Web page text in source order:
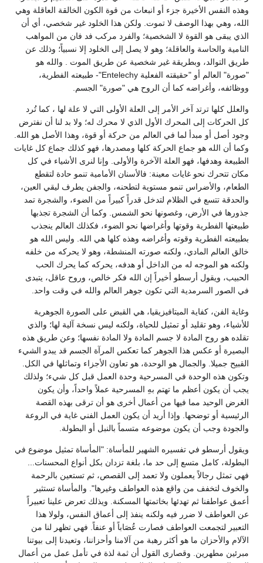
وهذه النفس الأخيرة جزء أو انبعاث من قوة الكون الخالقة العاقلة وهي
الله، وهي بهذا الوصف لا تموت. ولكن هذا الخلود غير شخصي، أي أن
الذي يبقى هو القوة لا الشخصية؛ والفرد مركب فد فان من المواهب
النامية والحاسة والعاقلة؛ وهو لا يصل إلى الخلود إلا نسبياً؛ وذلك عن
طريق التوالد، وبطريقة غير شخصية عن طريق الموت . والله هو
"صورة" العالم أو "حقيقته الفعلية Entelechy"- طبيعته الفطرية،
ووظائفه، وأغراضه كما أن الروح هي "صورة" الجسم.
والعلل كلها ترتد آخر الأمر إلى العلة الأولى التي لا علة لها ، كما تُرد
كل الحركات إلى المحرك الأول الذي لا محرك له؛ ولا بد لنا أن نفترض
وجود أصل أو مبدأ لما في العالم من حركة أو قوة، وهذا الأصل هو الله.
وكما أن الله هو جماع الحركة كلها ومصدرها، فهو كذلك جماع كل غايات
الطبيعة وهدفها، فهو العلة الآخرة والأولى. وإنا لنرى الأشياء في كل
مكان تتحرك نحو غايات معينة: فالأسنان الأمامية تنمو حادة لتقطع
الطعام، والأضراس تنمو مستوية لتطحنه، والجفن يطرف ليقي العين،
والحدقة تتسع في الظلام لتدخل قدراً كبيراً من الضوء، والشجرة تمد
جذورها في الأرض، وغصونها نحو الشمس. وكما أن الشجرة تجذبها
طبيعتها الفطرية وقوتها وأغراضها نحو الضوء، فكذلك العالم ينجذب
بطبيعته الفطرية وقوته وأغراضه وهذه كلها هي الله. وليس الله هو
خالق العالم المادي، ولكنه صورته المنشطة، وهو لا يحركه من خلفه
ولكنه هو الموجه له من الداخل أو هدفه، يحركه كما يحرك الحب
الحبيب، ويقول أرسطو أخيراً إن الله فكر خالص، وروح عاقل، يتبدى
في الصور السرمدية التي تكون جوهر العالم والله في وقت واحد.
وغاية الفن، كفاية الميتافيزيقيا، هي القبض على الصورة الجوهرية
للأشياء، وهو تقليد أو تمثيل للحياة، ولكنه ليس نسخة آلية لها؛ والذي
تقلده هو روح المادة لا جسم المادة ولا المادة نفسها؛ وعن طريق هذه
البصيرة أو عكس هذا الجوهر كما تعكس المرآة الجسم قد يبدو الشيء
القبيح جميلا. والجمال هو الوحدة، هو تعاون الأجزاء وتماثلها في الكل.
وتكون هذه الوحدة في المسرحية وحدة العمل قبل كل شيء؛ ولذلك
يجب أن يكون أعظم ما تهتم بهِ المسرحية عملاً واحداً، وأن يكون
الغرض الوحيد مما فيها من أعمال أخرى هو أن ترقى بهذه القصة
الرئيسية أو توضحها. وإذا أريد أن يكون العمل الفني غاية في الروعة
والجودة وجب أن يكون موضوعه متسماً بالنبل أو البطولة.
ويقول أرسطو في تفسيره الشهير للمأساة: "المأساة تمثيل موضوع في
البطولة، كامل متسع إلى حد ما، بلغة تزدان بكل أنواع المحسنات...
فهي تمثل رجالاً يعملون ولا تعمد إلى القصص، ثم تستعين بالرحمة
والخوف لتخفف من واقع هذه العواطف وغيرها". والمأساة تستثير
أعمق عواطفنا ثم تهدئها بخاتمتها المسكنة. ويذلك تعرض علينا تعبيراً
عن العواطف لا ضرر فيه ولكنه ينفذ إلى أعماق النفس، ولولا هذا
التعبير لتجمعت العواطف فصارت عُصَاباً أو عنفاً. فهي تظهر لنا من
الآلام والأحزان ما هو أكثر رهبة من آلامنا وأحزاننا، وتعيدنا إلى بيوتنا
مبرئين مطهرين. وقصارى القول أن ثمة لذة في تأمل عمل من أعمال